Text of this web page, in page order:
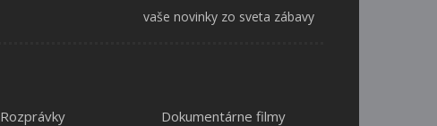
vaše novinky zo sveta zábavy
Rozprávky Dokumentárne filmy